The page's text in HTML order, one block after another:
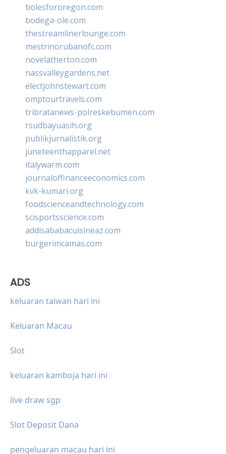
bolesfororegon.com
bodega-ole.com
thestreamlinerlounge.com
mestrinorubanofc.com
novelatherton.com
nassvalleygardens.net
electjohnstewart.com
omptourtravels.com
tribratanews-polreskebumen.com
rsudbayuasih.org
publikjurnalistik.org
juneteenthapparel.net
italywarm.com
journaloffinanceeconomics.com
kvk-kumari.org
foodscienceandtechnology.com
scisportsscience.com
addisababacuisineaz.com
burgerimcamas.com
ADS
keluaran taiwan hari ini
Keluaran Macau
Slot
keluaran kamboja hari ini
live draw sgp
Slot Deposit Dana
pengeluaran macau hari ini